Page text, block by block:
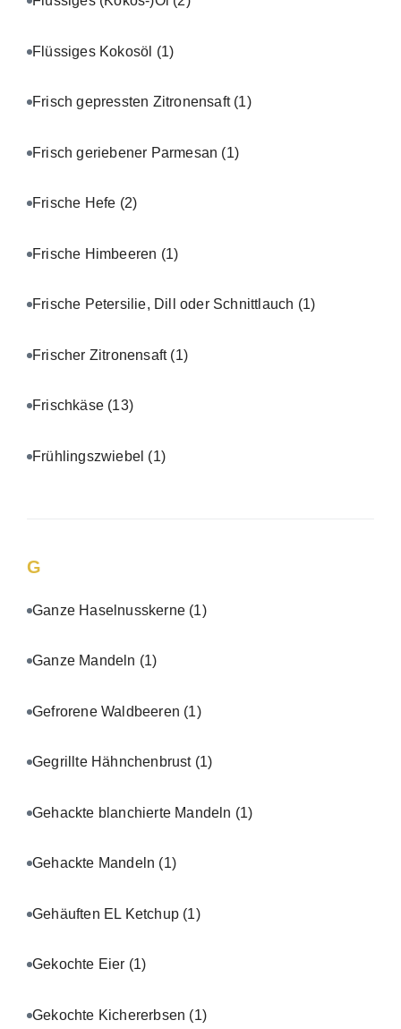
Flüssiges Kokosöl (1)
Frisch gepressten Zitronensaft (1)
Frisch geriebener Parmesan (1)
Frische Hefe (2)
Frische Himbeeren (1)
Frische Petersilie, Dill oder Schnittlauch (1)
Frischer Zitronensaft (1)
Frischkäse (13)
Frühlingszwiebel (1)
G
Ganze Haselnusskerne (1)
Ganze Mandeln (1)
Gefrorene Waldbeeren (1)
Gegrillte Hähnchenbrust (1)
Gehackte blanchierte Mandeln (1)
Gehackte Mandeln (1)
Gehäuften EL Ketchup (1)
Gekochte Eier (1)
Gekochte Kichererbsen (1)